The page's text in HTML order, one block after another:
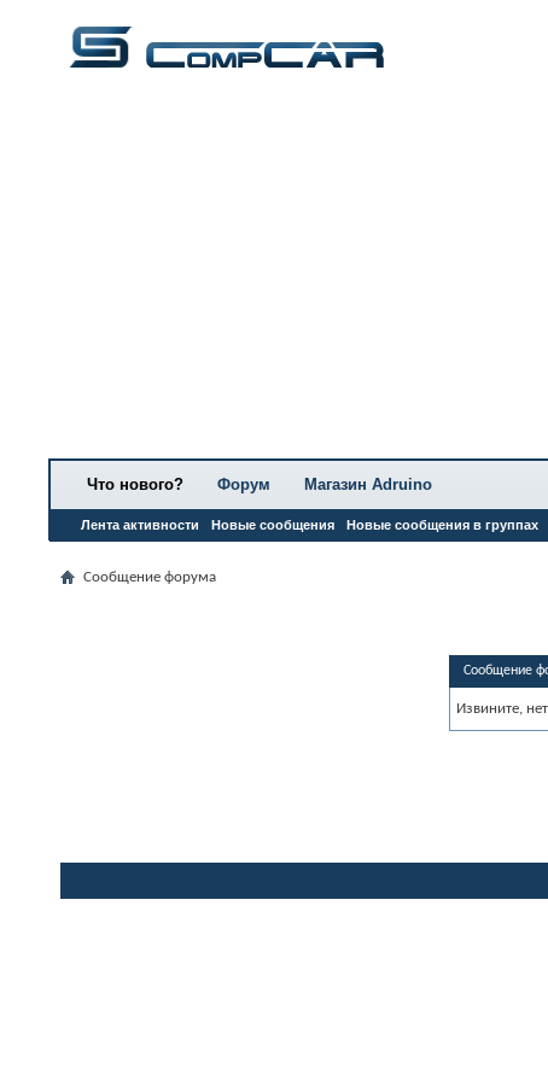
Что нового?
Лента активности Новые сообщения Новые сообщения в группах
Форум Магазин Adruino
Сообщение форума
Сообщение
Извините,